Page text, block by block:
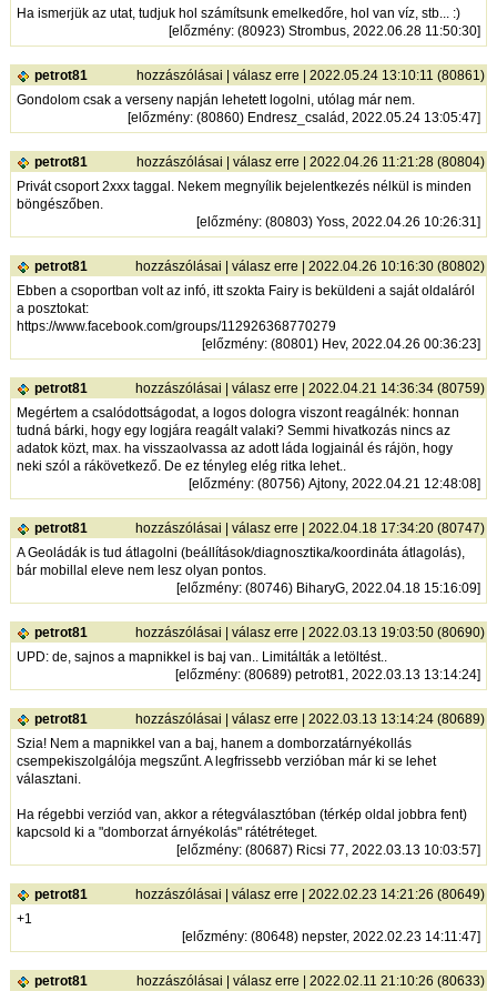
Ha ismerjük az utat, tudjuk hol számítsunk emelkedőre, hol van víz, stb... :)
[előzmény: (80923) Strombus, 2022.06.28 11:50:30]
petrot81 hozzászólásai |válasz erre | 2022.05.24 13:10:11 (80861)
Gondolom csak a verseny napján lehetett logolni, utólag már nem.
[előzmény: (80860) Endresz_család, 2022.05.24 13:05:47]
petrot81 hozzászólásai |válasz erre | 2022.04.26 11:21:28 (80804)
Privát csoport 2xxx taggal. Nekem megnyílik bejelentkezés nélkül is minden
böngészőben.
[előzmény: (80803) Yoss, 2022.04.26 10:26:31]
petrot81 hozzászólásai |válasz erre | 2022.04.26 10:16:30 (80802)
Ebben a csoportban volt az infó, itt szokta Fairy is beküldeni a saját oldaláról
a posztokat:
https://www.facebook.com/groups/112926368770279
[előzmény: (80801) Hev, 2022.04.26 00:36:23]
petrot81 hozzászólásai |válasz erre | 2022.04.21 14:36:34 (80759)
Megértem a csalódottságodat, a logos dologra viszont reagálnék: honnan
tudná bárki, hogy egy logjára reagált valaki? Semmi hivatkozás nincs az
adatok közt, max. ha visszaolvassa az adott láda logjainál és rájön, hogy
neki szól a rákövetkező. De ez tényleg elég ritka lehet..
[előzmény: (80756) Ajtony, 2022.04.21 12:48:08]
petrot81 hozzászólásai |válasz erre | 2022.04.18 17:34:20 (80747)
A Geoládák is tud átlagolni (beállítások/diagnosztika/koordináta átlagolás),
bár mobillal eleve nem lesz olyan pontos.
[előzmény: (80746) BiharyG, 2022.04.18 15:16:09]
petrot81 hozzászólásai |válasz erre | 2022.03.13 19:03:50 (80690)
UPD: de, sajnos a mapnikkel is baj van.. Limitálták a letöltést..
[előzmény: (80689) petrot81, 2022.03.13 13:14:24]
petrot81 hozzászólásai |válasz erre | 2022.03.13 13:14:24 (80689)
Szia! Nem a mapnikkel van a baj, hanem a domborzatárnyékollás
csempekiszolgálója megszűnt. A legfrissebb verzióban már ki se lehet
választani.
Ha régebbi verziód van, akkor a rétegválasztóban (térkép oldal jobbra fent)
kapcsold ki a "domborzat árnyékolás" rátétréteget.
[előzmény: (80687) Ricsi 77, 2022.03.13 10:03:57]
petrot81 hozzászólásai |válasz erre | 2022.02.23 14:21:26 (80649)
+1
[előzmény: (80648) nepster, 2022.02.23 14:11:47]
petrot81 hozzászólásai |válasz erre | 2022.02.11 21:10:26 (80633)